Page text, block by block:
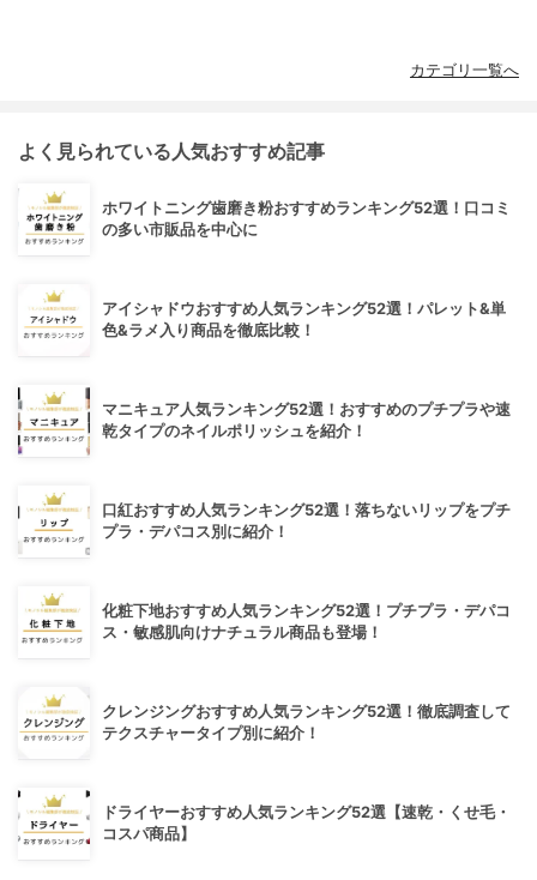
カテゴリ一覧へ
よく見られている人気おすすめ記事
ホワイトニング歯磨き粉おすすめランキング52選！口コミ
の多い市販品を中心に
アイシャドウおすすめ人気ランキング52選！パレット&単
色&ラメ入り商品を徹底比較！
マニキュア人気ランキング52選！おすすめのプチプラや速
乾タイプのネイルポリッシュを紹介！
口紅おすすめ人気ランキング52選！落ちないリップをプチ
プラ・デパコス別に紹介！
化粧下地おすすめ人気ランキング52選！プチプラ・デパコ
ス・敏感肌向けナチュラル商品も登場！
クレンジングおすすめ人気ランキング52選！徹底調査して
テクスチャータイプ別に紹介！
ドライヤーおすすめ人気ランキング52選【速乾・くせ毛・
コスパ商品】